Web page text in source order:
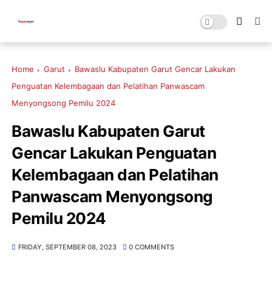
Home Garut
Bawaslu Kabupaten Garut Gencar Lakukan
Penguatan Kelembagaan dan Pelatihan Panwascam
Menyongsong Pemilu 2024
Bawaslu Kabupaten Garut
Gencar Lakukan Penguatan
Kelembagaan dan Pelatihan
Panwascam Menyongsong
Pemilu 2024
FRIDAY, SEPTEMBER 08, 2023 0 COMMENTS